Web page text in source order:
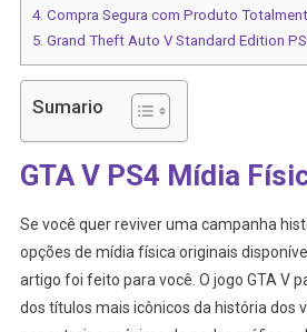
4. Compra Segura com Produto
5. Grand Theft Auto V Standard Edition
Sumario
GTA V PS4 Mídia
Se você quer reviver uma campanha
opções de mídia física originais
artigo foi feito para você. O jogo GTA V
dos títulos mais icônicos da história dos